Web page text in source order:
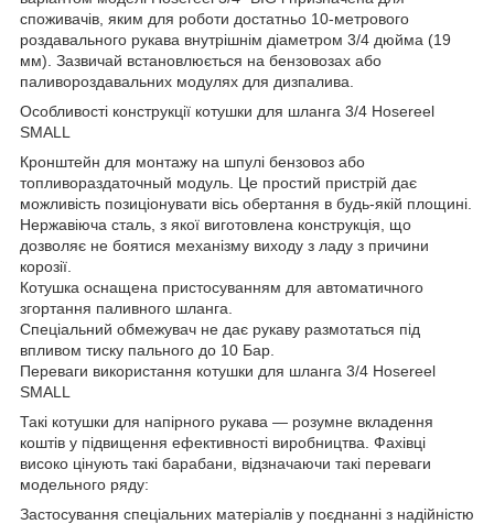
споживачів, яким для роботи достатньо 10-метрового
роздавального рукава внутрішнім діаметром 3/4 дюйма (19
мм). Зазвичай встановлюється на бензовозах або
паливороздавальних модулях для дизпалива.
Особливості конструкції котушки для шланга 3/4 Hosereel
SMALL
Кронштейн для монтажу на шпулі бензовоз або
топливораздаточный модуль. Це простий пристрій дає
можливість позиціонувати вісь обертання в будь-якій площині.
Нержавіюча сталь, з якої виготовлена конструкція, що
дозволяє не боятися механізму виходу з ладу з причини
корозії.
Котушка оснащена пристосуванням для автоматичного
згортання паливного шланга.
Спеціальний обмежувач не дає рукаву размотаться під
впливом тиску пального до 10 Бар.
Переваги використання котушки для шланга 3/4 Hosereel
SMALL
Такі котушки для напірного рукава — розумне вкладення
коштів у підвищення ефективності виробництва. Фахівці
високо цінують такі барабани, відзначаючи такі переваги
модельного ряду:
Застосування спеціальних матеріалів у поєднанні з надійністю